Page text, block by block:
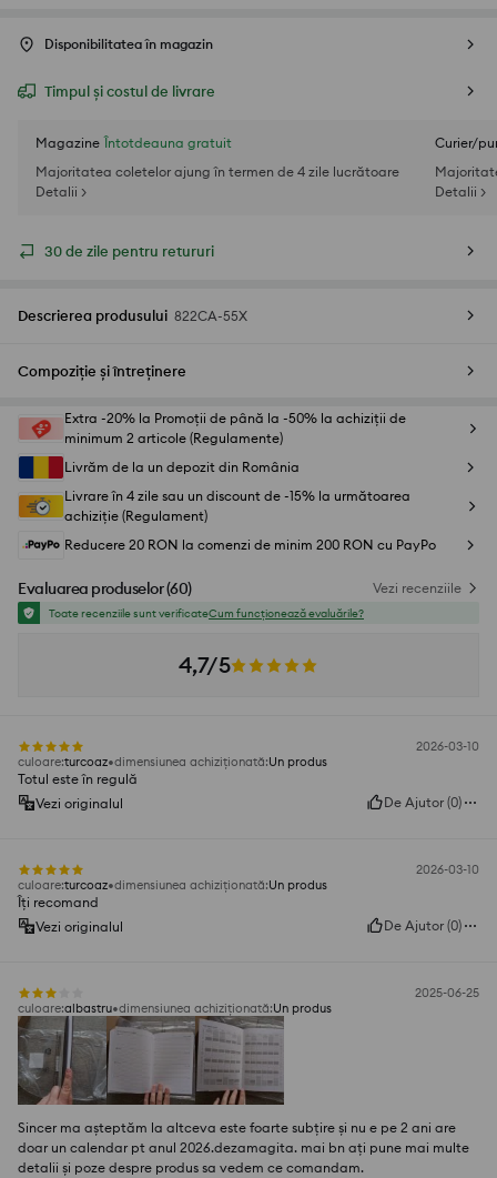
Disponibilitatea în magazin
Timpul și costul de livrare
Magazine Întotdeauna gratuit
Majoritatea coletelor ajung în termen de 4 zile lucrătoare
Detalii >
Curier/
Detalii >
30 de zile pentru retururi
Descrierea produsului 822CA-55X
Compoziție și întreținere
Extra -20% la Promoții de până la -50% la achiziții de
minimum 2 articole (Regulamente)
Livrăm de la un depozit din România
Livrare în 4 zile sau un discount de -15% la următoarea
achiziție (Regulament)
Reducere 20 RON la comenzi de minim 200 RON cu PayPo
Evaluarea produselor(60) Vezi recenziile
Toate recenziile sunt verificateCum funcționează evaluările?
4,7/5
2026-03-10
culoare:turcoaz dimensiunea achiziționată:Un produs
Totul este în regulă
Vezi originalul
De Ajutor (0)
2026-03-10
culoare:turcoaz dimensiunea achiziționată:Un produs
Îți recomand
Vezi originalul
De Ajutor (0)
2025-06-25
culoare:albastru dimensiunea achiziționată:Un produs
Sincer ma așteptăm la altceva este foarte subțire și nu e pe 2 ani are
doar un calendar pt anul 2026.dezamagita. mai bn ați pune mai multe
detalii și poze despre produs sa vedem ce comandam.